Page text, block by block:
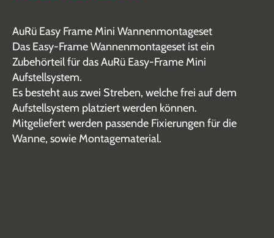
AuRü Easy Frame Mini Wannenmontageset
Das Easy-Frame Wannenmontageset ist ein
Zubehörteil für das AuRü Easy-Frame Mini
Aufstellsystem.
Es besteht aus zwei Streben, welche frei auf dem
Aufstellsystem platziert werden können.
Mitgeliefert werden passende Fixierungen für die
Wanne, sowie Montagematerial.